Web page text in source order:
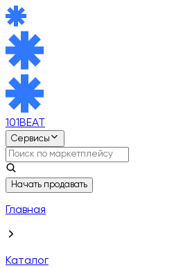
101BEAT
Сервисы
Начать продавать
Главная
Каталог